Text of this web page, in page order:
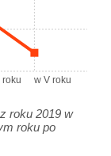
roku w V roku
roku 2019 w
roku po